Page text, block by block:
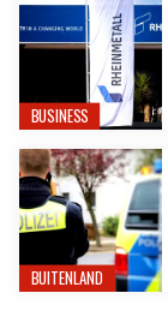
BUSINESS
BUITENLAND